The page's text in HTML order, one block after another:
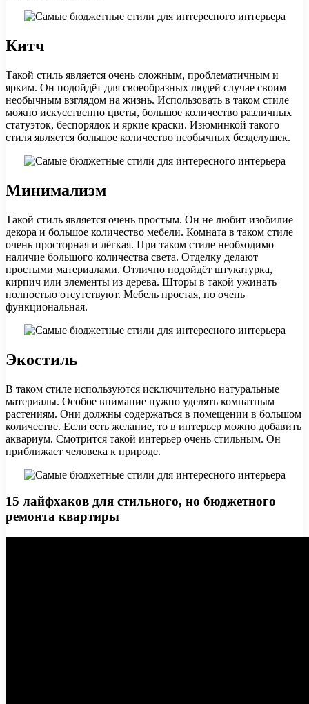
Китч
Такой стиль является очень сложным, проблематичным и
ярким. Он подойдёт для своеобразных людей случае своим
необычным взглядом на жизнь. Использовать в таком стиле
можно искусственно цветы, большое количество различных
статуэток, беспорядок и яркие краски. Изюминкой такого
стиля является большое количество необычных безделушек.
Минимализм
Такой стиль является очень простым. Он не любит изобилие
декора и большое количество мебели. Комната в таком стиле
очень просторная и лёгкая. При таком стиле необходимо
наличие большого количества света. Отделку делают
простыми материалами. Отлично подойдёт штукатурка,
кирпич или элементы из дерева. Шторы в такой ужинать
полностью отсутствуют. Мебель простая, но очень
функциональная.
Экостиль
В таком стиле используются исключительно натуральные
материалы. Особое внимание нужно уделять комнатным
растениям. Они должны содержаться в помещении в большом
количестве. Если есть желание, то в интерьер можно добавить
аквариум. Смотрится такой интерьер очень стильным. Он
приближает человека к природе.
15 лайфхаков для стильного, но бюджетного
ремонта квартиры